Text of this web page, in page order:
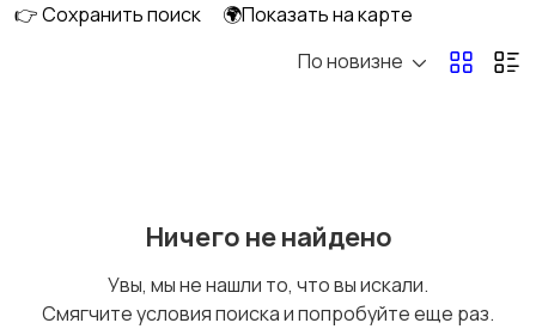
Материалы для
инструменты
👉 Сохранить поиск
🌍Показать на карте
По новизне
Ничего не найдено
Увы, мы не нашли то, что вы искали.
Смягчите условия поиска и попробуйте еще раз.